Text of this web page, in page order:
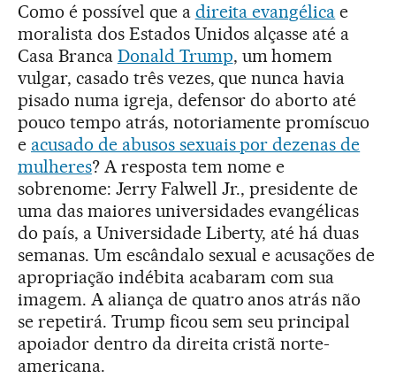
Como é possível que a direita evangélica e
moralista dos Estados Unidos alçasse até a
Casa Branca Donald Trump, um homem
vulgar, casado três vezes, que nunca havia
pisado numa igreja, defensor do aborto até
pouco tempo atrás, notoriamente promíscuo
e acusado de abusos sexuais por dezenas de
mulheres? A resposta tem nome e
sobrenome: Jerry Falwell Jr., presidente de
uma das maiores universidades evangélicas
do país, a Universidade Liberty, até há duas
semanas. Um escândalo sexual e acusações de
apropriação indébita acabaram com sua
imagem. A aliança de quatro anos atrás não
se repetirá. Trump ficou sem seu principal
apoiador dentro da direita cristã norte-
americana.